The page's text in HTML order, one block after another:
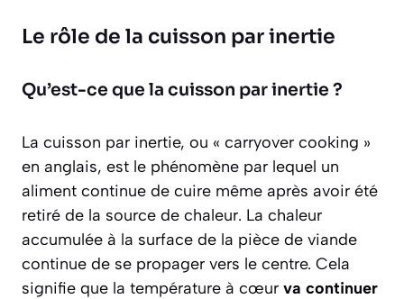
Le rôle de la cuisson par inertie
Qu’est-ce que la cuisson par inertie ?
La cuisson par inertie, ou « carryover cooking »
en anglais, est le phénomène par lequel un
aliment continue de cuire même après avoir été
retiré de la source de chaleur. La chaleur
accumulée à la surface de la pièce de viande
continue de se propager vers le centre. Cela
signifie que la température à cœur va continuer